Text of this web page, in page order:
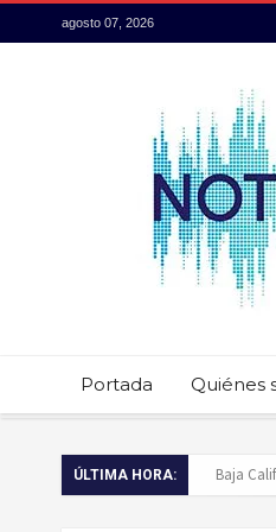
agosto 07, 2026
Portada Quiénes
ÚLTIMA HORA: